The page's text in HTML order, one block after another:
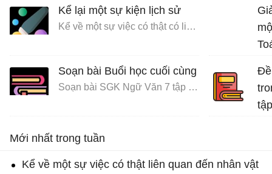
vệ môi trường sống.
Bài văn mẫu lớp 7 số 5 đề 4
Kể lại một sự kiện lịch sử
Kể về một sự việc có thật có liên quan đến nhân vật hoặc sự kiện lịch sử
Soạn bài Buổi học cuối cùng
Soạn bài SGK Ngữ Văn 7 tập 1 Cánh diều
Đề
Mới nhất trong tuần
Kể về một sự việc có thật liên quan đến nhân vật